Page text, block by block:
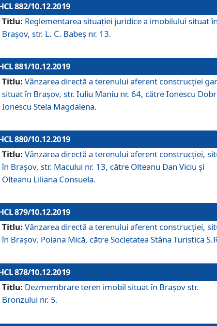
882/10.12.2019
Titlu: Reglementarea situației juridice a imobilului situat
Brașov, str. L. C. Babeș nr. 13.
881/10.12.2019
Titlu: Vânzarea directă a terenului aferent construcției
situat în Brașov, str. Iuliu Maniu nr. 64, către Ionescu
Ionescu Stela Magdalena.
880/10.12.2019
Titlu: Vânzarea directă a terenului aferent construcției,
în Brașov, str. Macului nr. 13, către Olteanu Dan Viciu și
Olteanu Liliana Consuela.
879/10.12.2019
Titlu: Vânzarea directă a terenului aferent construcției,
în Brașov, Poiana Mică, către Societatea Stâna Turistica
878/10.12.2019
Titlu: Dezmembrare teren imobil situat în Brașov str.
Bronzului nr. 5.